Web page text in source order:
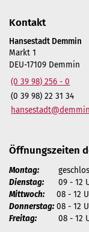
Kontakt
Hansestadt Demmin
Markt 1
DEU-17109 Demmin
(0 39 98) 256 - 0
(0 39 98) 22 31 34
Öffnungszeiten
Montag:
Dienstag: 09 - 12
Mittwoch: 08 - 12
Donnerstag: 08 - 12
Freitag: 08 - 12